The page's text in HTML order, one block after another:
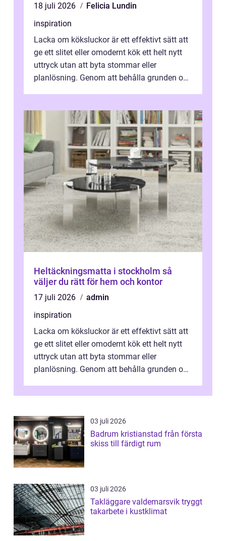
18 juli 2026
Felicia Lundin
inspiration
Lacka om köksluckor är ett effektivt sätt att
ge ett slitet eller omodernt kök ett helt nytt
uttryck utan att byta stommar eller
planlösning. Genom att behålla grunden och
Heltäckningsmatta i stockholm så
väljer du rätt för hem och kontor
17 juli 2026
admin
inspiration
Lacka om köksluckor är ett effektivt sätt att
ge ett slitet eller omodernt kök ett helt nytt
uttryck utan att byta stommar eller
planlösning. Genom att behålla grunden och
03 juli 2026
Badrum kristianstad från första
skiss till färdigt rum
03 juli 2026
Takläggare valdemarsvik tryggt
takarbete i kustklimat